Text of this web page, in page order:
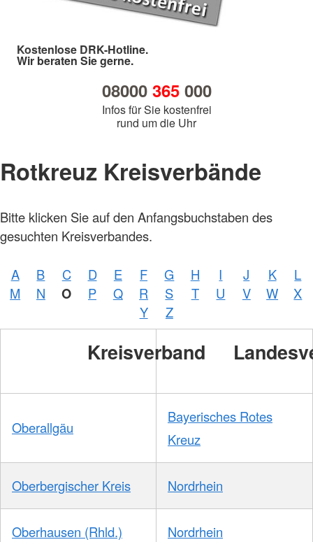
Kostenlose DRK-Hotline.
Wir beraten Sie gerne.
08000 365000
Infos für Sie kostenfrei
rund um die Uhr
Rotkreuz Kreisverbände
Bitte klicken Sie auf den Anfangsbuchstaben des
gesuchten Kreisverbandes.
A B C D E F G H I J K
L
M
N O P Q R S T U V W
X
Y
Z
Kreisverband
Oberallgäu
Bayerisches Rotes
Kreuz
Oberbergischer Kreis Nordrhein
Oberhausen (Rhld.) Nordrhein